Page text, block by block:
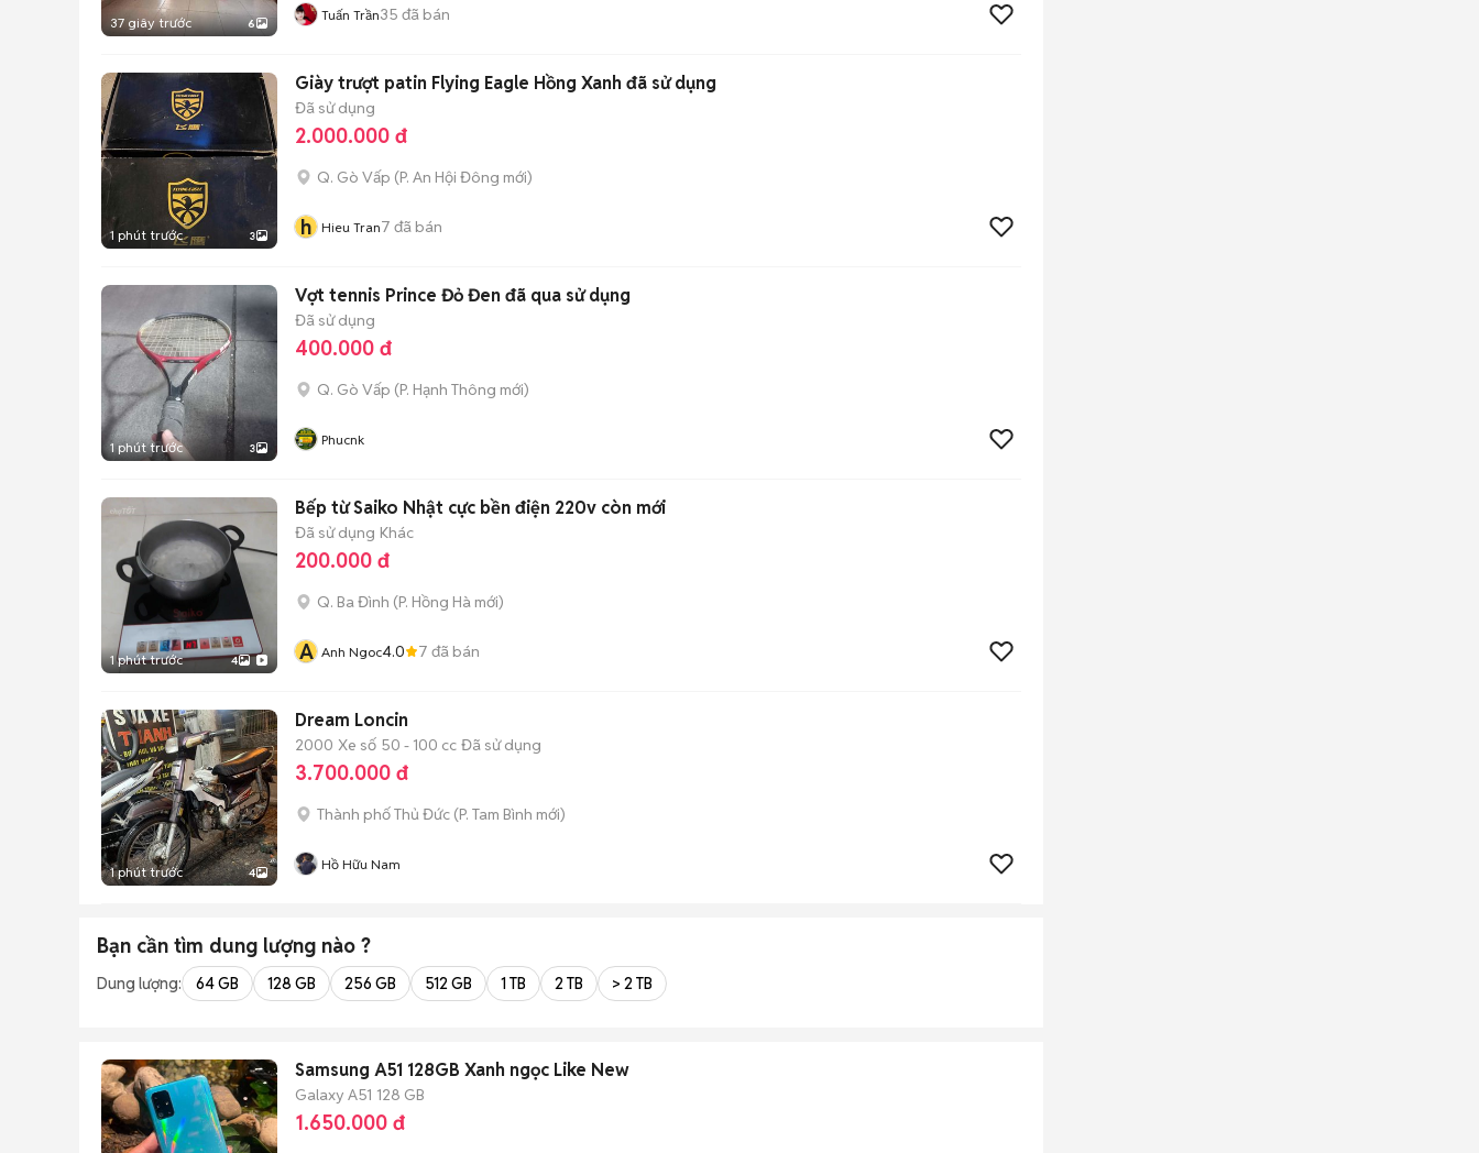
37 giây trước 6 Tuấn Trần35 đã bán
1 phút trước 3
Giày trượt patin Flying Eagle Hồng Xanh đã sử dụng
Đã sử dụng
2.000.000 đ
Q. Gò Vấp (P. An Hội Đông mới)
h Hieu Tran7 đã bán
1 phút trước 3
Vợt tennis Prince Đỏ Đen đã qua sử dụng
Đã sử dụng
400.000 đ
Q. Gò Vấp (P. Hạnh Thông mới)
Phucnk
1 phút trước 4
Bếp từ Saiko Nhật cực bền điện 220v còn mới
Đã sử dụng Khác
200.000 đ
Q. Ba Đình (P. Hồng Hà mới)
A Anh Ngoc4.0 7 đã bán
1 phút trước 4
Dream Loncin
2000 Xe số 50 - 100 cc Đã sử dụng
3.700.000 đ
Thành phố Thủ Đức (P. Tam Bình mới)
Hồ Hữu Nam
Bạn cần tìm dung lượng nào ?
Dung lượng: 64 GB 128 GB 256 GB 512 GB 1 TB 2 TB > 2 TB
Samsung A51 128GB Xanh ngọc Like New
Galaxy A51 128 GB
1.650.000 đ